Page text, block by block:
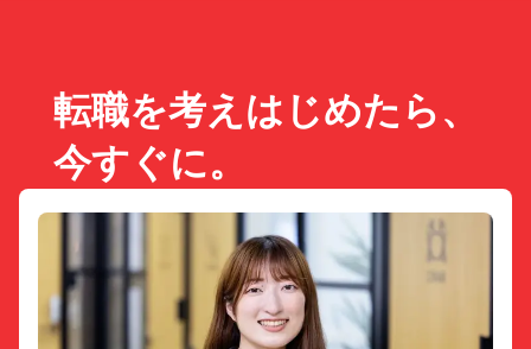
転職を考えはじめたら、
今すぐに。